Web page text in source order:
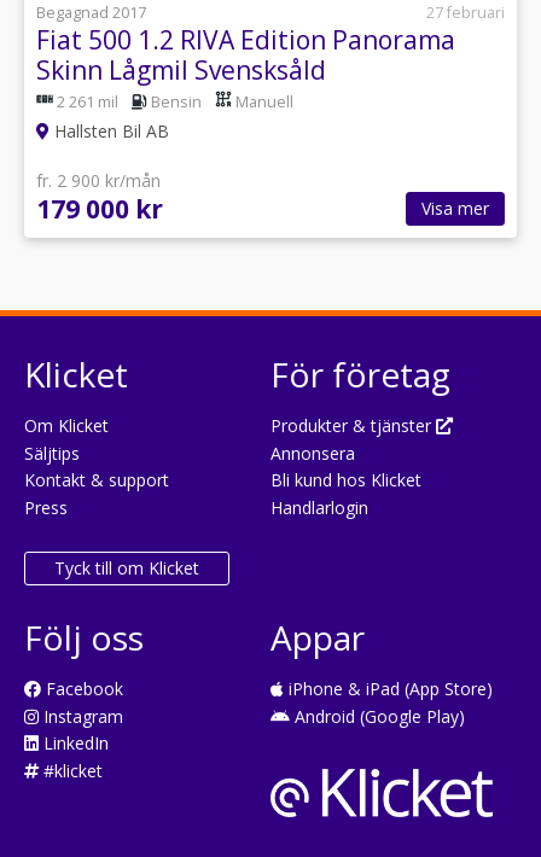
Begagnad 2017
27 februari
Fiat 500 1.2 RIVA Edition Panorama
Skinn Lågmil Svensksåld
2 261 mil Bensin Manuell
Hallsten Bil AB
fr. 2 900 kr/mån
179 000 kr Visa mer
Klicket
Om Klicket
Säljtips
Kontakt & support
Press
Tyck till om Klicket
För företag
Produkter & tjänster
Annonsera
Bli kund hos Klicket
Handlarlogin
Följ oss
Facebook
Instagram
LinkedIn
#klicket
Appar
iPhone & iPad (App Store)
Android (Google Play)